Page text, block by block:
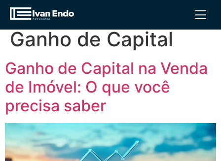
Tag:Isenção de
Ganho de Capital
Ganho de Capital na Venda
de Imóvel: O que você
precisa saber